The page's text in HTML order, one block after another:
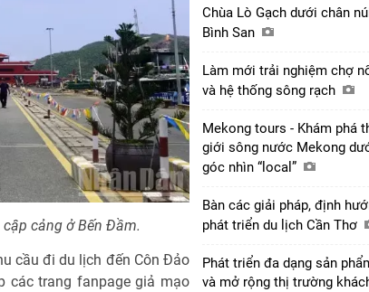
cảng ở Bến Đầm.
cầu đi du lịch đến Côn Đảo
các trang fanpage giả mạo
Chùa Lò Gạch dưới chân
Bình San
Làm mới trải nghiệm chợ
và hệ thống sông rạch
Mekong tours - Khám phá
giới sông nước Mekong
góc nhìn “local”
Bàn các giải pháp, định
phát triển du lịch Cần Thơ
Phát triển đa dạng sản
và mở rộng thị trường